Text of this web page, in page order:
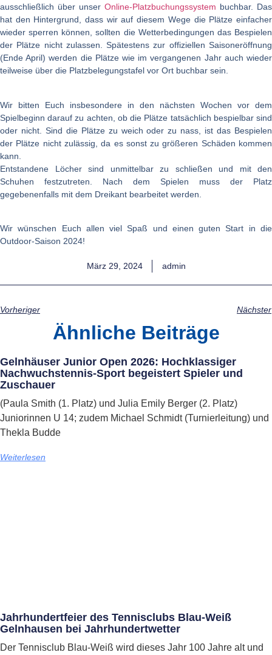
ausschließlich über unser Online-Platzbuchungssystem buchbar. Das
hat den Hintergrund, dass wir auf diesem Wege die Plätze einfacher
wieder sperren können, sollten die Wetterbedingungen das Bespielen
der Plätze nicht zulassen. Spätestens zur offiziellen Saisoneröffnung
(Ende April) werden die Plätze wie im vergangenen Jahr auch wieder
teilweise über die Platzbelegungstafel vor Ort buchbar sein.
Wir bitten Euch insbesondere in den nächsten Wochen vor dem
Spielbeginn darauf zu achten, ob die Plätze tatsächlich bespielbar sind
oder nicht. Sind die Plätze zu weich oder zu nass, ist das Bespielen
der Plätze nicht zulässig, da es sonst zu größeren Schäden kommen
kann.
Entstandene Löcher sind unmittelbar zu schließen und mit den
Schuhen festzutreten. Nach dem Spielen muss der Platz
gegebenenfalls mit dem Dreikant bearbeitet werden.
Wir wünschen Euch allen viel Spaß und einen guten Start in die
Outdoor-Saison 2024!
März 29, 2024 admin
Vorheriger Nächster
Ähnliche Beiträge
Gelnhäuser Junior Open 2026: Hochklassiger
Nachwuchstennis-Sport begeistert Spieler und
Zuschauer
(Paula Smith (1. Platz) und Julia Emily Berger (2. Platz)
Juniorinnen U 14; zudem Michael Schmidt (Turnierleitung) und
Thekla Budde
Weiterlesen
Jahrhundertfeier des Tennisclubs Blau-Weiß
Gelnhausen bei Jahrhundertwetter
Der Tennisclub Blau-Weiß wird dieses Jahr 100 Jahre alt und